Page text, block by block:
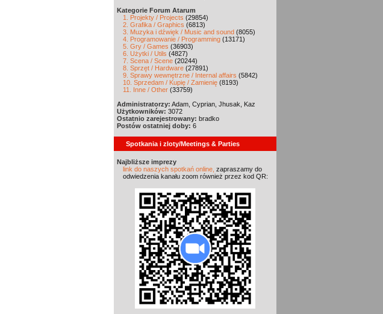
Kategorie Forum Atarum
1. Projekty / Projects (29854)
2. Grafika / Graphics (6813)
3. Muzyka i dźwięk / Music and sound (8055)
4. Programowanie / Programming (13171)
5. Gry / Games (36903)
6. Użytki / Utils (4827)
7. Scena / Scene (20244)
8. Sprzęt / Hardware (27891)
9. Sprawy wewnętrzne / Internal affairs (5842)
10. Sprzedam / Kupię / Zamienię (8193)
11. Inne / Other (33759)
Administratorzy: Adam, Cyprian, Jhusak, Kaz
Użytkowników: 3072
Ostatnio zarejestrowany: bradko
Postów ostatniej doby: 6
Spotkania i zloty/Meetings & Parties
Najbliższe imprezy
link do naszych spotkań online, zapraszamy do
odwiedzenia kanału zoom również przez kod QR: